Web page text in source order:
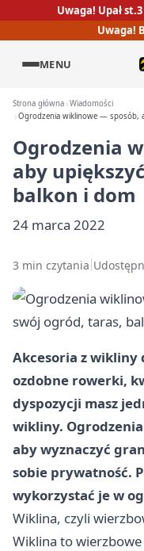
Uwaga! Upał
Uwaga!
MENU
Strona główna Wiadomości
Ogrodzenia wiklinowe — sposób,
Ogrodzenia
aby
balkon i dom
24 marca 2022
3 min czytania
Akcesoria z wikliny
ozdobne rowerki,
dyspozycji masz
wikliny.
aby wyznaczyć
sobie prywatność.
wykorzystać je w
Wiklina, czyli
Wiklina to